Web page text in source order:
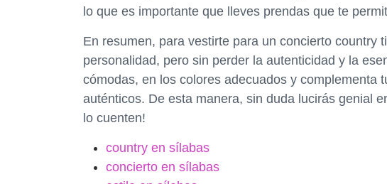
lo que es importante que lleves prendas que te
En resumen, para vestirte para un concierto country
personalidad, pero sin perder la autenticidad y la
cómodas, en los colores adecuados y complementa
auténticos. De esta manera, sin duda lucirás genial
lo cuenten!
country en sílabas
concierto en sílabas